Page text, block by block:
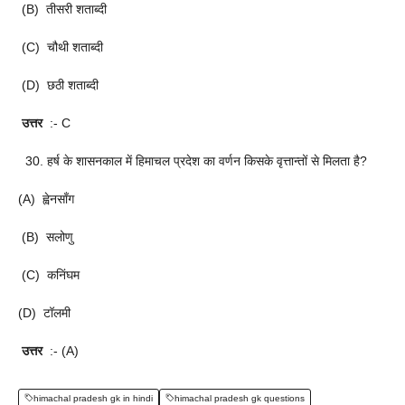
(B) तीसरी शताब्दी
(C) चौथी शताब्दी
(D) छठी शताब्दी
उत्तर :- C
30. हर्ष के शासनकाल में हिमाचल प्रदेश का वर्णन किसके वृत्तान्तों से मिलता है?
(A) ह्वेनसाँग
(B) सलोणु
(C) कनिंघम
(D) टॉलमी
उत्तर :- (A)
himachal pradesh gk in hindi himachal pradesh gk questions